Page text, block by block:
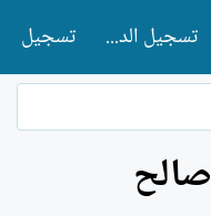
تسجيل الدخول تسجيل